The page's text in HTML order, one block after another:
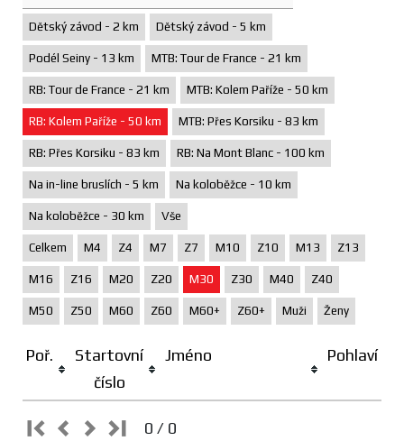
Dětský závod - 2 km Dětský závod - 5 km
Podél Seiny - 13 km MTB: Tour de France - 21 km
RB: Tour de France - 21 km MTB: Kolem Paříže - 50 km
RB: Kolem Paříže - 50 km MTB: Přes Korsiku - 83 km
RB: Přes Korsiku - 83 km RB: Na Mont Blanc - 100 km
Na in-line bruslích - 5 km Na koloběžce - 10 km
Na koloběžce - 30 km Vše
Celkem M4 Z4 M7 Z7 M10 Z10 M13 Z13
M16 Z16 M20 Z20 M30 Z30 M40 Z40
M50 Z50 M60 Z60 M60+ Z60+ Muži Ženy
Poř.
Startovní
číslo
Jméno Pohlaví
0 / 0